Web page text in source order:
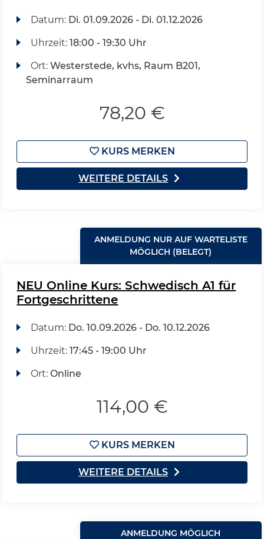
Datum: Di. 01.09.2026 - Di. 01.12.2026
Uhrzeit: 18:00 - 19:30 Uhr
Ort: Westerstede, kvhs, Raum B201,
Seminarraum
78,20 €
KURS MERKEN
WEITERE DETAILS
ANMELDUNG NUR AUF WARTELISTE
MÖGLICH (BELEGT)
NEU Online Kurs: Schwedisch A1 für
Fortgeschrittene
Datum: Do. 10.09.2026 - Do. 10.12.2026
Uhrzeit: 17:45 - 19:00 Uhr
Ort: Online
114,00 €
KURS MERKEN
WEITERE DETAILS
ANMELDUNG MÖGLICH